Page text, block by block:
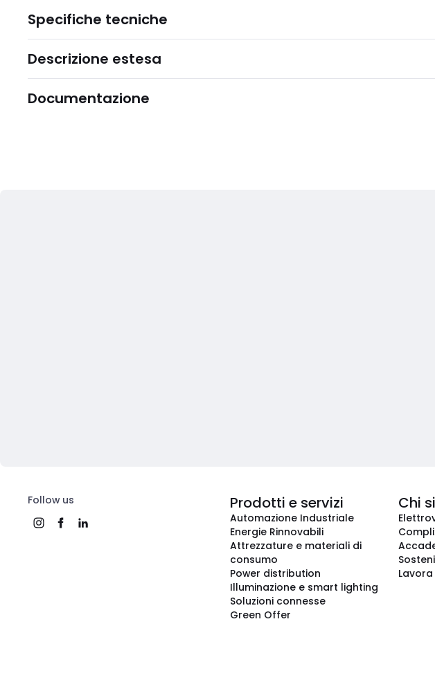
Specifiche tecniche
Descrizione estesa
Documentazione
Follow us Prodotti e servizi
Automazione Industriale
Energie Rinnovabili
Attrezzature e materiali di
consumo
Power distribution
Illuminazione e smart lighting
Soluzioni connesse
Green Offer
Chi